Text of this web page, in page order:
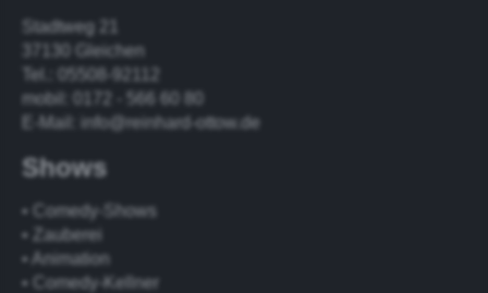
Stadtweg 21
37130 Gleichen
Tel.: 05508-92112
mobil: 0172 - 566 60 80
E-Mail:
info@reinhard-ottow.de
Shows
• Comedy-Shows
• Zauberei
• Animation
• Comedy-Kellner